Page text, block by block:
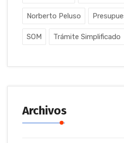
Norberto Peluso
SOM Trámite Simplificado
Archivos